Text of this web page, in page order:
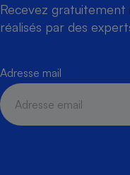
Recevez
réalisés par des
Adresse mail